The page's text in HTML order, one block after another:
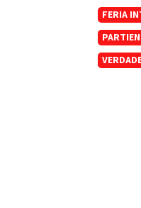
FERIA